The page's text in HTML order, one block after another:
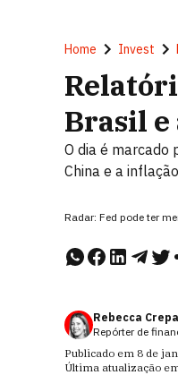
Home Invest
Brasil e
O dia é marcado
China e a
Radar: Fed pode ter
Rebecca
Repórter de
Publicado em 8 de
Última atualização